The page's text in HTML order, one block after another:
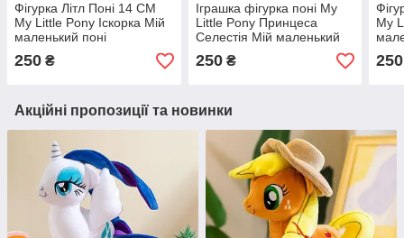
Фігурка Літл Поні 14 СМ
My Little Pony Іскорка Мій
маленький поні
250 ₴
Іграшка фігурка поні My
Little Pony Принцеса
Селестія Мій маленький
поні 14 см
250₴
My
250
Акційні пропозиції та новинки